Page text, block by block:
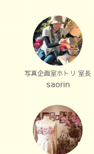
写真企画室ホトリ 室長
saorin